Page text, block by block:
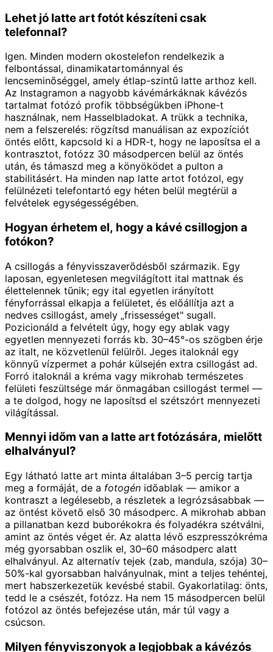
Lehet jó latte art fotót készíteni csak
telefonnal?
Igen. Minden modern okostelefon rendelkezik a
felbontással, dinamikatartománnyal és
lencseminőséggel, amely étlap-szintű latte arthoz kell.
Az Instagramon a nagyobb kávémárkáknak kávézós
tartalmat fotózó profik többségükben iPhone-t
használnak, nem Hasselbladokat. A trükk a technika,
nem a felszerelés: rögzítsd manuálisan az expozíciót
öntés előtt, kapcsold ki a HDR-t, hogy ne laposítsa el a
kontrasztot, fotózz 30 másodpercen belül az öntés
után, és támaszd meg a könyöködet a pulton a
stabilitásért. Ha minden nap latte artot fotózol, egy
felülnézeti telefontartó egy héten belül megtérül a
felvételek egységességében.
Hogyan érhetem el, hogy a kávé csillogjon a
fotókon?
A csillogás a fényvisszaverődésből származik. Egy
laposan, egyenletesen megvilágított ital mattnak és
élettelennek tűnik; egy ital egyetlen irányított
fényforrással elkapja a felületet, és előállítja azt a
nedves csillogást, amely „frissességet" sugall.
Pozicionáld a felvételt úgy, hogy egy ablak vagy
egyetlen mennyezeti forrás kb. 30–45°-os szögben érje
az italt, ne közvetlenül felülről. Jeges italoknál egy
könnyű vízpermet a pohár külsején extra csillogást ad.
Forró italoknál a kréma vagy mikrohab természetes
felületi feszültsége már önmagában csillogást termel —
a te dolgod, hogy ne laposítsd el szétszórt mennyezeti
világítással.
Mennyi időm van a latte art fotózására, mielőtt
elhalványul?
Egy látható latte art minta általában 3–5 percig tartja
meg a formáját, de a fotogén időablak — amikor a
kontraszt a legélesebb, a részletek a legrózsásabbak —
az öntést követő első 30 másodperc. A mikrohab abban
a pillanatban kezd buborékokra és folyadékra szétválni,
amint az öntés véget ér. Az alatta lévő eszpresszókréma
még gyorsabban oszlik el, 30–60 másodperc alatt
elhalványul. Az alternatív tejek (zab, mandula, szója) 30–
50%-kal gyorsabban halványulnak, mint a teljes tehéntej,
mert habszerkezetük kevésbé stabil. Gyakorlatilag: önts,
tedd le a csészét, fotózz. Ha nem 15 másodpercen belül
fotózol az öntés befejezése után, már túl vagy a
csúcson.
Milyen fényviszonyok a legjobbak a kávézós